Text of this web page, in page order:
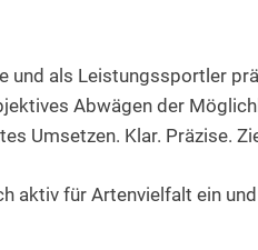
und als Leistungssportler
Abwägen der
Umsetzen. Klar. Präzise.
aktiv für Artenvielfalt ein